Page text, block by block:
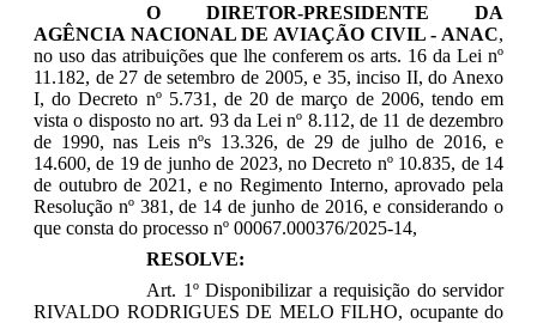
O DIRETOR-PRESIDENTE DA
AGÊNCIA NACIONAL DE AVIAÇÃO CIVIL - ANAC,
no uso das atribuições que lhe conferem os arts. 16 da Lei nº
11.182, de 27 de setembro de 2005, e 35, inciso II, do Anexo
I, do Decreto nº 5.731, de 20 de março de 2006, tendo em
vista o disposto no art. 93 da Lei nº 8.112, de 11 de dezembro
de 1990, nas Leis nºs 13.326, de 29 de julho de 2016, e
14.600, de 19 de junho de 2023, no Decreto nº 10.835, de 14
de outubro de 2021, e no Regimento Interno, aprovado pela
Resolução nº 381, de 14 de junho de 2016, e considerando o
que consta do processo nº 00067.000376/2025-14,
RESOLVE:
Art. 1º Disponibilizar a requisição do servidor
RIVALDO RODRIGUES DE MELO FILHO, ocupante do